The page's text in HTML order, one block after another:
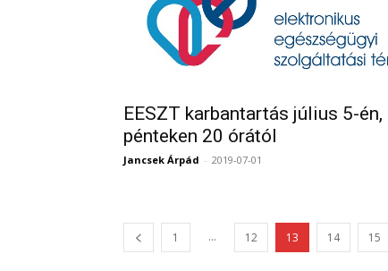
EESZT karbantartás július 5-én,
pénteken 20 órától
Jancsek Árpád - 2019-07-01
1 ... 12 13 14 15